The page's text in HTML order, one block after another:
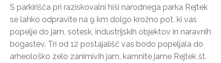
S parkirišča pri raziskovalni hiši narodnega parka Rejtek
se lahko odpravite na 9 km dolgo krožno pot, ki vas
popelje do jam, sotesk, industrijskih objektov in naravnih
bogastev. Tri od 12 postajališč vas bodo popeljala do
arheološko zelo zanimivih jam, kamnite jame Rejtek št.